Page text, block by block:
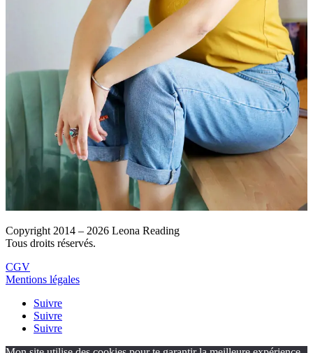
Copyright 2014 – 2026 Leona Reading
Tous droits réservés.
CGV
Mentions légales
Suivre
Suivre
Suivre